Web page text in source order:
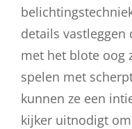
details
met het blote oog
spelen met
kunnen ze een
kijker uitnodigt